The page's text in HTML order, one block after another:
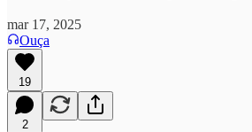
mar 17, 2025
Ouça
19
2